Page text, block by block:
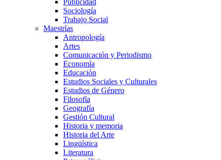
Publicidad
Sociología
Trabajo Social
Maestrías
Antropología
Artes
Comunicación y Periodismo
Economía
Educación
Estudios Sociales y Culturales
Estudios de Género
Filosofía
Geografía
Gestión Cultural
Historia y memoria
Historia del Arte
Lingüística
Literatura